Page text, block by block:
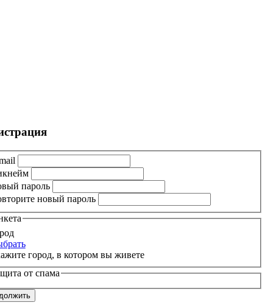
пароль
новый пароль
город, в котором вы живете
от спама